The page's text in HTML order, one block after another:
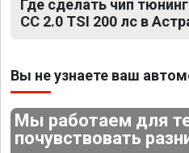
Где сделать чип
CC 2.0 TSI 200 лс в
Вы не узнаете ваш
Мы работаем для
почувствовать